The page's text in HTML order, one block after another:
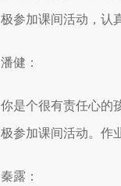
极参加课间活动，认
潘健：
你是个很有责任心的
极参加课间活动。作
秦露：